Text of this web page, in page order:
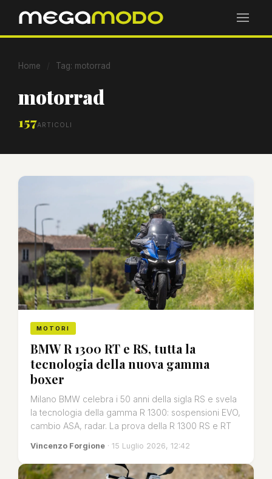
Home Tag: motorrad
motorrad
157ARTICOLI
MOTORI
BMW R 1300 RT e RS, tutta la
tecnologia della nuova gamma
boxer
Milano BMW celebra i 50 anni della sigla RS e svela
la tecnologia della gamma R 1300: sospensioni EVO,
cambio ASA, radar. La prova della R 1300 RS e RT
Vincenzo Forgione · 15 Luglio 2026, 12:42